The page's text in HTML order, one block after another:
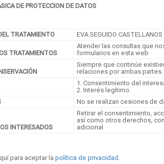
DE PROTECCION DE DATOS
TRATAMIENTO EVA SEGUIDO CASTELLANOS
TRATAMIENTOS
Atender las consultas que
formularios en esta web
Siempre que continúe
relaciones por ambas partes.
1. Consentimiento del
2. Interés legítimo.
No se realizan cesiones de
INTERESADOS
Retirar el consentimiento,
así como otros derechos,
adicional
para aceptar la política de privacidad .